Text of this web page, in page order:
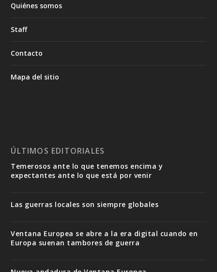
Quiénes somos
Staff
Contacto
Mapa del sitio
ÚLTIMOS EDITORIALES
Temerosos ante lo que tenemos encima y
expectantes ante lo que está por venir
Las guerras locales son siempre globales
Ventana Europea se abre a la era digital cuando en
Europa suenan tambores de guerra